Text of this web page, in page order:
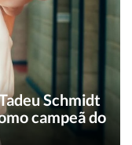
Schmidt
campeã do